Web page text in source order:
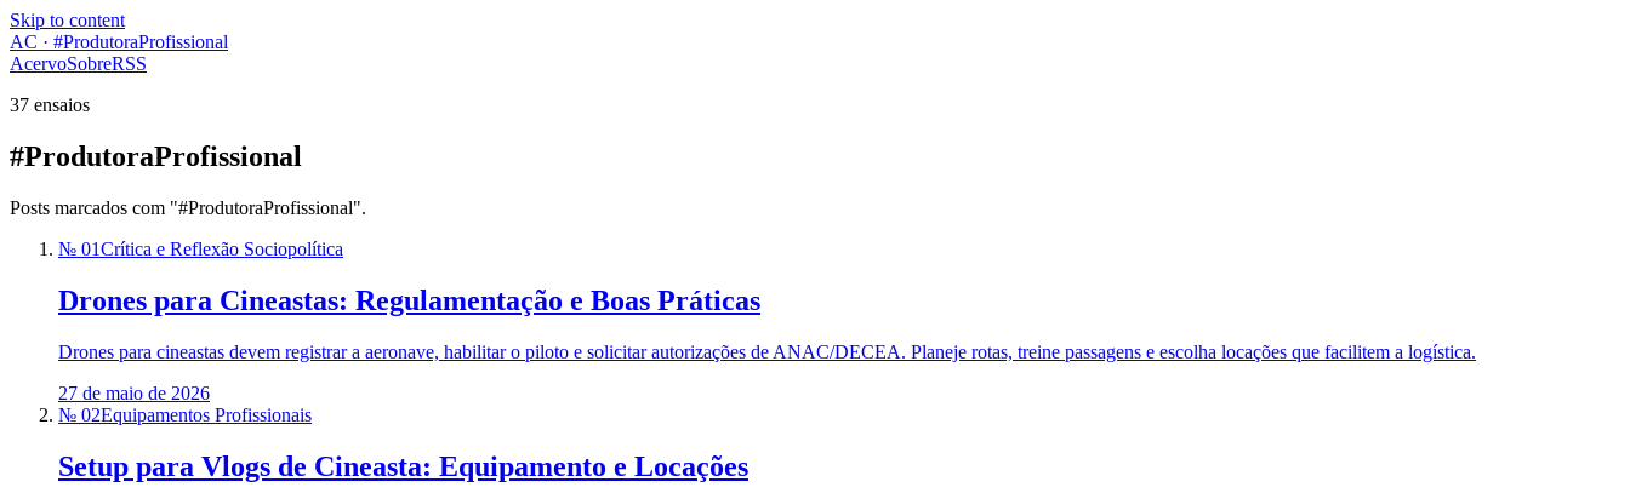
Skip to content
AC · #ProdutoraProfissional
AcervoSobreRSS
37 ensaios
#ProdutoraProfissional
Posts marcados com "#ProdutoraProfissional".
№ 01Crítica e Reflexão Sociopolítica
Drones para Cineastas: Regulamentação e Boas Práticas
Drones para cineastas devem registrar a aeronave, habilitar o piloto e solicitar autorizações de ANAC/DECEA. Planeje rotas, treine passagens e escolha locações que facilitem a logística.
27 de maio de 2026
№ 02Equipamentos Profissionais
Setup para Vlogs de Cineasta: Equipamento e Locações